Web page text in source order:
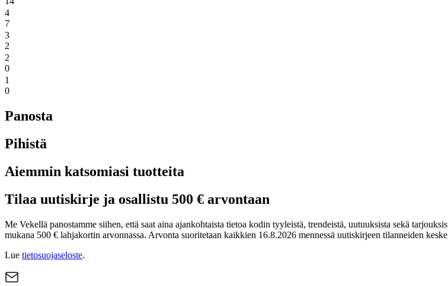
4
7
3
2
2
0
1
0
Panosta
Pihistä
Aiemmin katsomiasi tuotteita
Tilaa uutiskirje ja osallistu 500 € arvontaan
Me Vekellä panostamme siihen, että saat aina ajankohtaista tietoa kodin tyyleistä, trendeistä, uutuuksista sekä
mukana 500 € lahjakortin arvonnassa. Arvonta suoritetaan kaikkien 16.8.2026 mennessä uutiskirjeen tilanneiden
Lue tietosuojaseloste.